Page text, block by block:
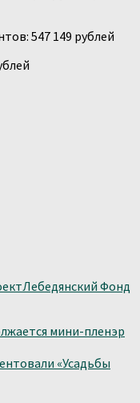
547 149 рублей
Лебедянский Фонд
мини-пленэр
«Усадьбы